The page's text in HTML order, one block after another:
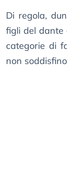
Di regola,
figli del dante
categorie di
non